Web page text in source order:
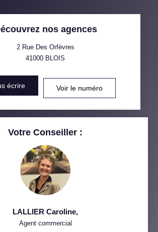
PART DES MÉNAGES SANS
VOITURE
ECOLES ET CRÈCHES
nos agences
2 Rue Des Orfèvres
41000 BLOIS
écrire Voir le numéro
Votre Conseiller :
LALLIER Caroline,
Agent commercial